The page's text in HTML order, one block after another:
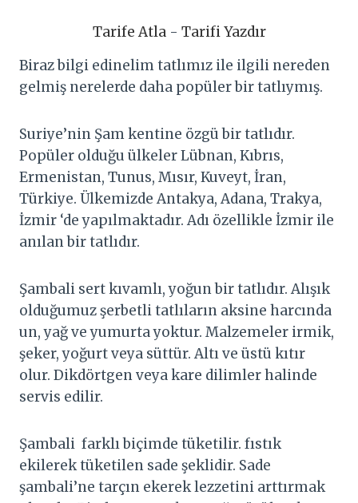
Tarife Atla- Tarifi Yazdır
Biraz bilgi edinelim tatlımız ile ilgili nereden
gelmiş nerelerde daha popüler bir tatlıymış.
Suriye’nin Şam kentine özgü bir tatlıdır.
Popüler olduğu ülkeler Lübnan, Kıbrıs,
Ermenistan, Tunus, Mısır, Kuveyt, İran,
Türkiye. Ülkemizde Antakya, Adana, Trakya,
İzmir ‘de yapılmaktadır. Adı özellikle İzmir ile
anılan bir tatlıdır.
Şambali sert kıvamlı, yoğun bir tatlıdır. Alışık
olduğumuz şerbetli tatlıların aksine harcında
un, yağ ve yumurta yoktur. Malzemeler irmik,
şeker, yoğurt veya süttür. Altı ve üstü kıtır
olur. Dikdörtgen veya kare dilimler halinde
servis edilir.
Şambali farklı biçimde tüketilir. fıstık
ekilerek tüketilen sade şeklidir. Sade
şambali’ne tarçın ekerek lezzetini arttırmak